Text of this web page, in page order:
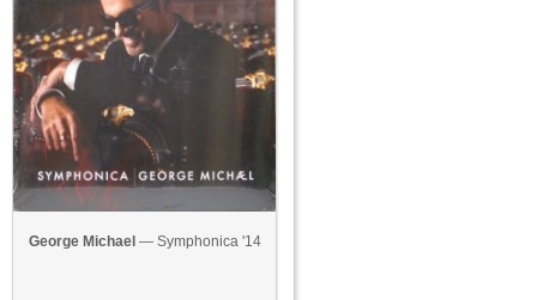
George Michael — Symphonica '14